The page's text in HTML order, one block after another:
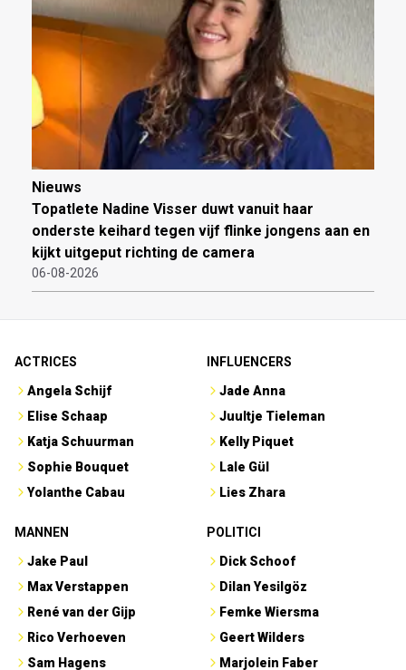
Nieuws
Topatlete Nadine Visser duwt vanuit haar
onderste keihard tegen vijf flinke jongens aan en
kijkt uitgeput richting de camera
06-08-2026
ACTRICES
Angela Schijf
Elise Schaap
Katja Schuurman
Sophie Bouquet
Yolanthe Cabau
INFLUENCERS
Jade Anna
Juultje Tieleman
Kelly Piquet
Lale Gül
Lies Zhara
MANNEN
Jake Paul
Max Verstappen
René van der Gijp
Rico Verhoeven
Sam Hagens
POLITICI
Dick Schoof
Dilan Yesilgöz
Femke Wiersma
Geert Wilders
Marjolein Faber